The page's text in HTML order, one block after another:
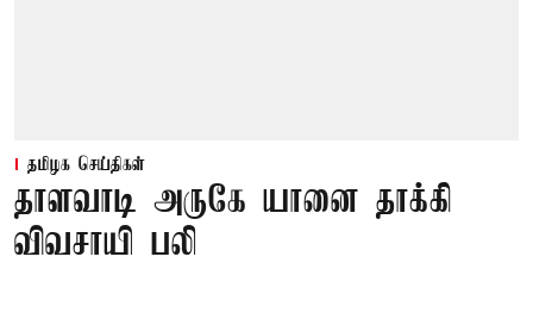
தமிழக செய்திகள்
தாளவாடி அருகே யானை தாக்கி
விவசாயி பலி